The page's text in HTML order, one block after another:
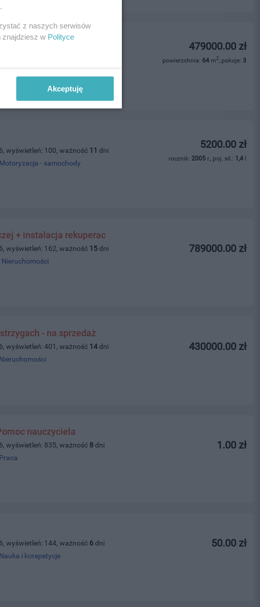
Tczewa - 64 m?
479000.00 zł
powierzchnia: 64 m2 , pokoje: 3
wyświetleń: 203, ważność
5200.00 zł
rocznik: 2005 r., poj. sil.: 1,4 l
wyświetleń: 100, ważność 11 dni
Motoryzacja - samochody
+ instalacja rekuperac
789000.00 zł
wyświetleń: 162, ważność 15 dni
Nieruchomości
- na sprzedaż
430000.00 zł
wyświetleń: 401, ważność 14 dni
Nieruchomości
nauczyciela
1.00 zł
wyświetleń: 835, ważność 8 dni
Praca
50.00 zł
wyświetleń: 144, ważność 6 dni
Nauka i korepetycje
z naszych serwisów
znajdziesz w Polityce
Akceptuję